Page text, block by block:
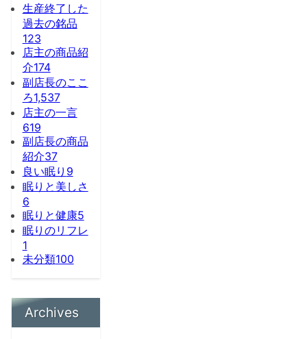
生産終了した
過去の銘品
123
店主の商品紹
介174
副店長のここ
ろ1,537
店主の一言
619
副店長の商品
紹介37
良い眠り 9
眠りと美しさ
6
眠りと健康5
眠りのリフレ
1
未分類100
Archives